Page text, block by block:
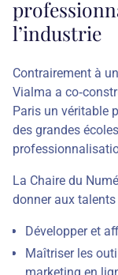
l’industrie
Contrairement à
Vialma a
Paris un véritable
des grandes
La Chaire du
donner aux
Développer et
Maîtriser les